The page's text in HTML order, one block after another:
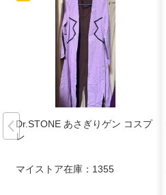
Dr.STONE あさぎりゲン コスプ
レ
マイストア在庫： 1355